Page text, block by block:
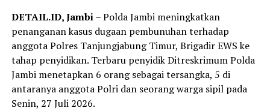
surat dakwaan dan segera melimpahkan perkara
tersebut ke Pengadilan Tindak Pidana Korupsi pada
Pengadilan Negeri Jambi untuk menjalani proses
persidangan.
Reporter: Juan Ambarita
DETAIL.ID, Jambi– Polda Jambi meningkatkan
penanganan kasus dugaan pembunuhan terhadap
anggota Polres Tanjungjabung Timur, Brigadir EWS ke
tahap penyidikan. Terbaru penyidik Ditreskrimum Polda
Jambi menetapkan 6 orang sebagai tersangka, 5 di
antaranya anggota Polri dan seorang warga sipil pada
Senin, 27 Juli 2026.